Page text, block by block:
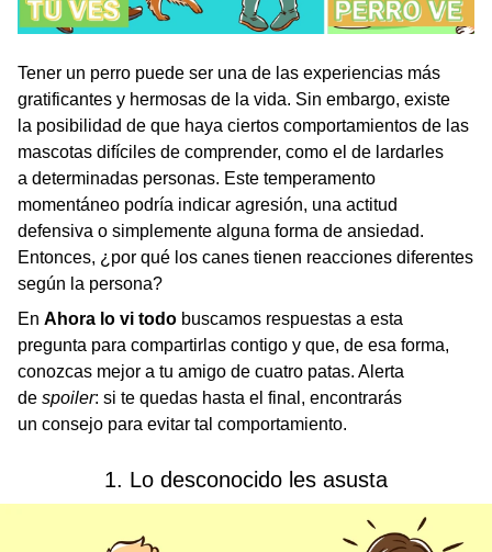
Tener un perro puede ser una de las experiencias más
gratificantes y hermosas de la vida. Sin embargo, existe
la posibilidad de que haya ciertos comportamientos de las
mascotas difíciles de comprender, como el de lardarles
a determinadas personas. Este temperamento
momentáneo podría indicar agresión, una actitud
defensiva o simplemente alguna forma de ansiedad.
Entonces, ¿por qué los canes tienen reacciones diferentes
según la persona?
En Ahora lo vi todo buscamos respuestas a esta
pregunta para compartirlas contigo y que, de esa forma,
conozcas mejor a tu amigo de cuatro patas. Alerta
de spoiler: si te quedas hasta el final, encontrarás
un consejo para evitar tal comportamiento.
1. Lo desconocido les asusta